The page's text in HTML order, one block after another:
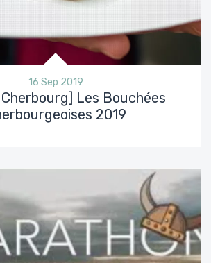
16 Sep 2019
Les Bouchées
2019